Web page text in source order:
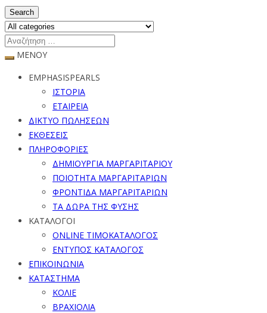
Search
ΜΕΝΟΥ
EMPHASISPEARLS
ΙΣΤΟΡΙΑ
ΕΤΑΙΡΕΙΑ
ΔΙΚΤΥΟ ΠΩΛΗΣΕΩΝ
ΕΚΘΕΣΕΙΣ
ΠΛΗΡΟΦΟΡΙΕΣ
ΔΗΜΙΟΥΡΓΙΑ ΜΑΡΓΑΡΙΤΑΡΙΟΥ
ΠΟΙΟΤΗΤΑ ΜΑΡΓΑΡΙΤΑΡΙΩΝ
ΦΡΟΝΤΙΔΑ ΜΑΡΓΑΡΙΤΑΡΙΩΝ
ΤΑ ΔΩΡΑ ΤΗΣ ΦΥΣΗΣ
ΚΑΤΑΛΟΓΟΙ
ONLINE ΤΙΜΟΚΑΤΑΛΟΓΟΣ
ΕΝΤΥΠΟΣ ΚΑΤΑΛΟΓΟΣ
ΕΠΙΚΟΙΝΩΝΙΑ
ΚΑΤΑΣΤΗΜΑ
ΚΟΛΙΕ
ΒΡΑΧΙΟΛΙΑ